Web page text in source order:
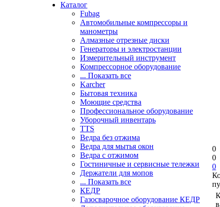
Каталог
Fubag
Автомобильные компрессоры и
манометры
Алмазные отрезные диски
Генераторы и электростанции
Измерительный инструмент
Компрессорное оборудование
... Показать все
Karcher
Бытовая техника
Моющие средства
Профессиональное оборудование
Уборочный инвентарь
TTS
Ведра без отжима
Ведра для мытья окон
Ведра с отжимом
Гостиничные и сервисные тележки
Держатели для мопов
... Показать все
КЕДР
Газосварочное оборудование КЕДР
0
0
0